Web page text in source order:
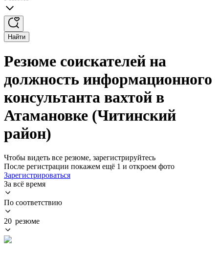
Найти
Резюме соискателей на
должность информационного
консультанта вахтой в
Атамановке (Читинский
район)
Чтобы видеть все резюме, зарегистрируйтесь
После регистрации покажем ещё 1 и откроем фото
Зарегистрироваться
За всё время
По соответствию
20 резюме